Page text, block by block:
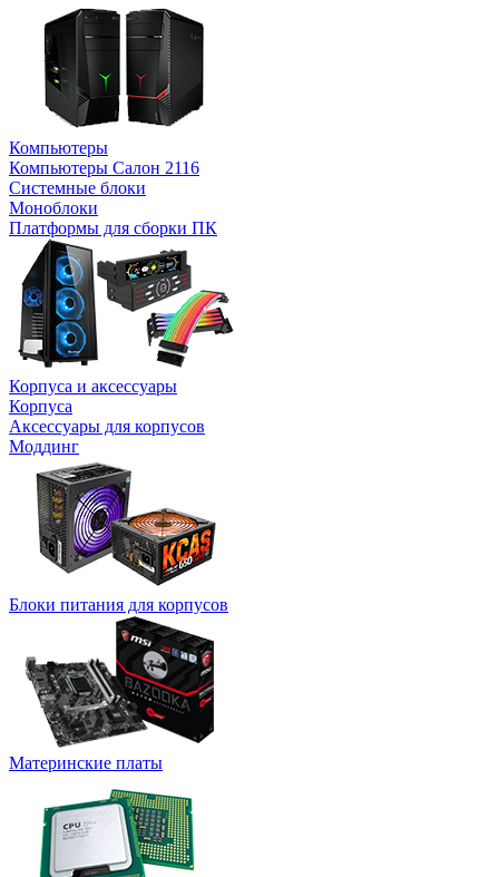
Компьютеры
Компьютеры Салон 2116
Системные блоки
Моноблоки
Платформы для сборки ПК
Корпуса и аксессуары
Корпуса
Аксессуары для корпусов
Моддинг
Блоки питания для корпусов
Материнские платы